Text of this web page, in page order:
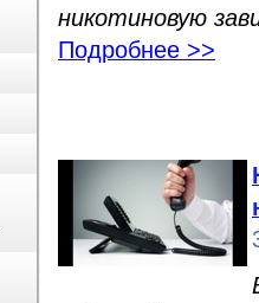
никотиновую
Подробнее >>